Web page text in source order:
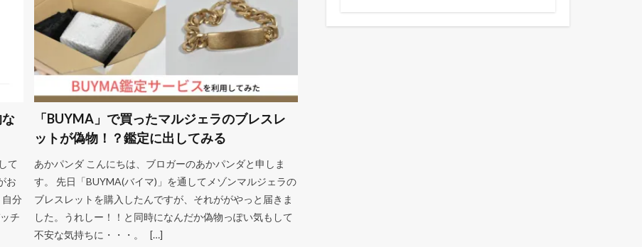
て
お
自分
チ
「BUYMA」で買ったマルジェラのブレスレ
ットが偽物！？鑑定に出してみる
あかパンダ こんにちは、ブロガーのあかパンダと申しま
す。 先日「BUYMA(バイマ)」を通してメゾンマルジェラの
ブレスレットを購入したんですが、それががやっと届きま
した。うれしー！！と同時になんだか偽物っぽい気もして
不安な気持ちに・・・。 […]